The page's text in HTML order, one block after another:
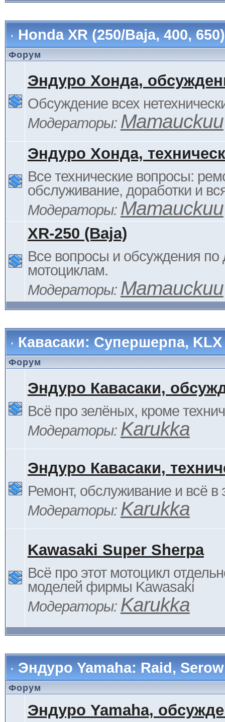
Honda XR (250/Baja, 400,
Форум
Эндуро Хонда,
Обсуждение всех
Модераторы: Mamauckuu
Эндуро Хонда,
Все технические вопросы:
обслуживание, доработки и
Модераторы: Mamauckuu
XR-250 (Baja)
Все вопросы и обсуждения
мотоциклам.
Модераторы: Mamauckuu
Кавасаки: Супершерпа,
Форум
Эндуро Кавасаки,
Всё про зелёных, кроме
Модераторы: Karukka
Эндуро Кавасаки,
Ремонт, обслуживание и всё в
Модераторы: Karukka
Kawasaki Super Sherpa
Всё про этот мотоцикл
моделей фирмы Kawasaki
Модераторы: Karukka
Эндуро Yamaha: Raid,
Форум
Эндуро Yamaha,